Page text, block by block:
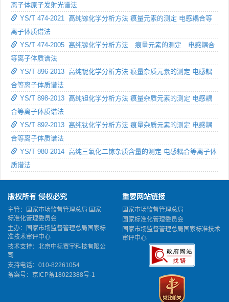
离子体原子发射光谱法
YS/T 474-2021 高纯镓化学分析方法 痕量元素的测定 电感耦合等
离子体质谱法
YS/T 474-2005 高纯镓化学分析方法 痕量元素的测定 电感耦合
等离子体质谱法
YS/T 896-2013 高纯铌化学分析方法 痕量杂质元素的测定 电感耦
合等离子体质谱法
YS/T 898-2013 高纯钽化学分析方法 痕量杂质元素的测定 电感耦
合等离子体质谱法
YS/T 892-2013 高纯钛化学分析方法 痕量杂质元素的测定 电感耦
合等离子体质谱法
YS/T 980-2014 高纯三氧化二镓杂质含量的测定 电感耦合等离子体
质谱法
版权所有 侵权必究
主管：国家市场监督管理总局 国家
标准化管理委员会
主办：国家市场监督管理总局国家标
准技术审评中心
技术支持：北京中标赛宇科技有限公
司
支持电话：010-82261054
备案号： 京ICP备18022388号-1
重要网站链接
国家市场监督管理总局
国家标准化管理委员会
国家市场监督管理总局国家标准技术
审评中心